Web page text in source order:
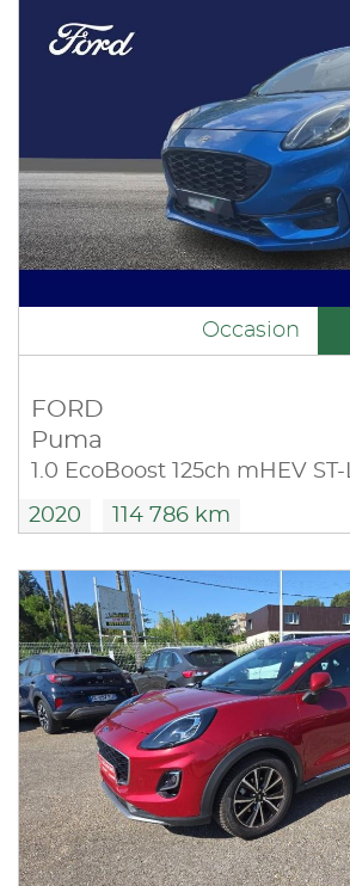
Occasion
FORD
Puma
1.0 EcoBoost 125ch mHEV
2020 114 786 km